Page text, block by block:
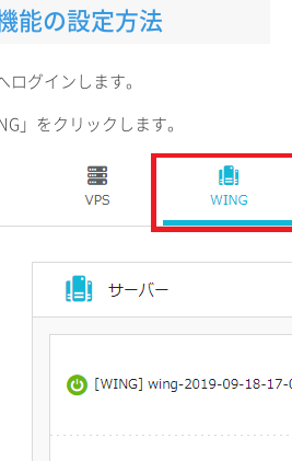
能の設定方法
グインします。
」をクリックします。